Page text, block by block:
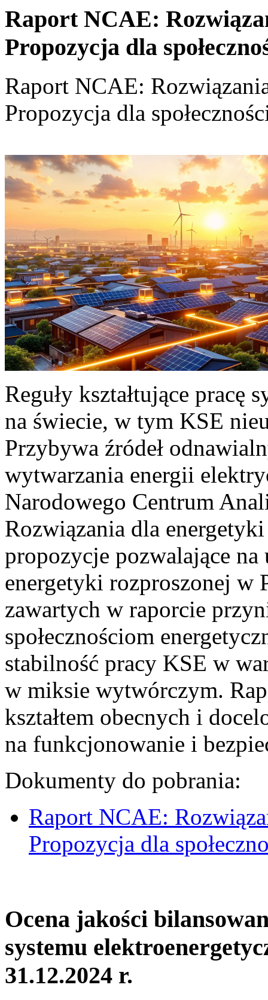
Raport NCAE:
Propozycja dla
Raport NCAE:
Propozycja dla
Reguły kształtujące pracę
na świecie, w tym KSE
Przybywa źródeł
wytwarzania energii
Narodowego Centrum
Rozwiązania dla
propozycje pozwalające
energetyki rozproszonej w
zawartych w raporcie
społecznościom
stabilność pracy KSE w
w miksie wytwórczym.
kształtem obecnych i
na funkcjonowanie i
Dokumenty do pobrania:
Raport NCAE:
Propozycja dla
Ocena jakości
systemu
31.12.2024 r.